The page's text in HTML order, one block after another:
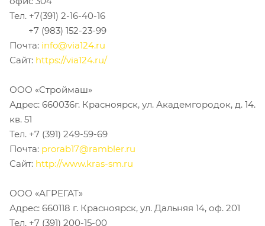
Тел. +7(391) 2-16-40-16
+7 (983) 152-23-99
Почта: info@via124.ru
Сайт: https://via124.ru/
ООО «Строймаш»
Адрес: 660036г. Красноярск, ул. Академгородок, д. 14.
кв. 51
Тел. +7 (391) 249-59-69
Почта: prorab17@rambler.ru
Сайт: http://www.kras-sm.ru
ООО «АГРЕГАТ»
Адрес: 660118 г. Красноярск, ул. Дальняя 14, оф. 201
Тел. +7 (391) 200-15-00